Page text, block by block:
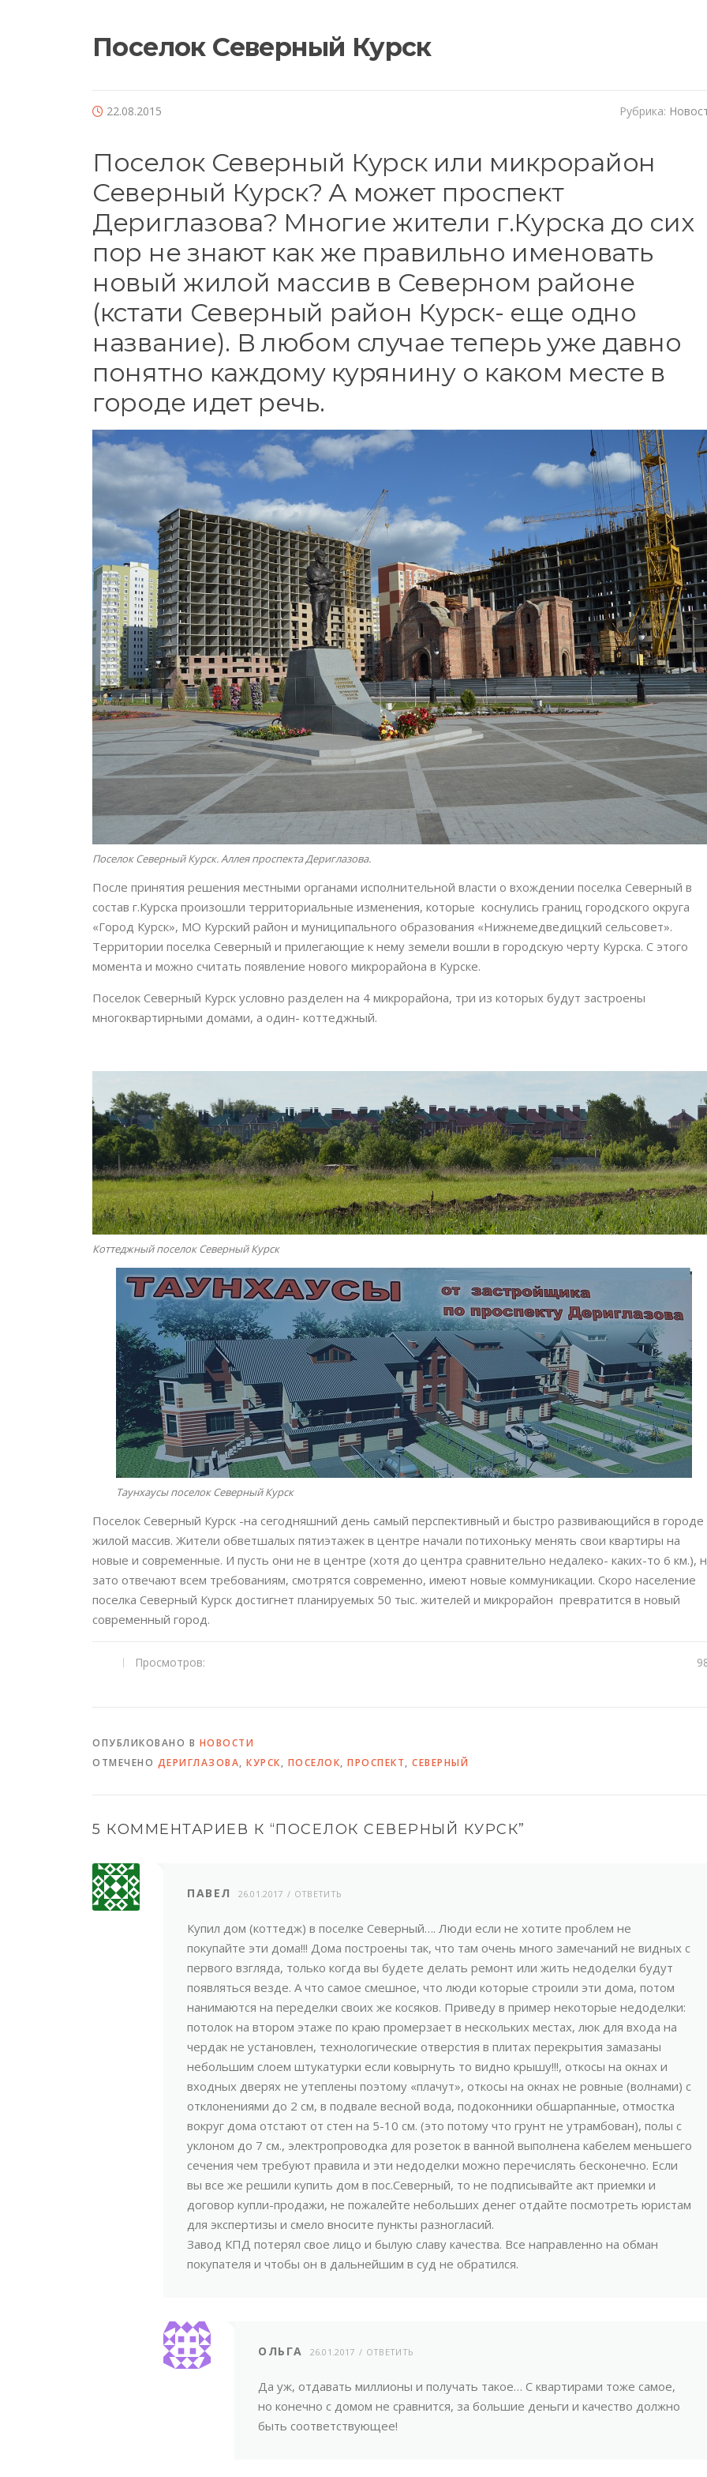
Поселок Северный Курск
22.08.2015 Рубрика:
Поселок Северный Курск или микрорайон
Северный Курск? А может проспект
Дериглазова? Многие жители г.Курска до сих
пор не знают как же правильно именовать
новый жилой массив в Северном районе
(кстати Северный район Курск- еще одно
название). В любом случае теперь уже давно
понятно каждому курянину о каком месте в
городе идет речь.
Поселок Северный Курск. Аллея проспекта Дериглазова.
После принятия решения местными органами исполнительной власти о вхождении поселка Северный в
состав г.Курска произошли территориальные изменения, которые коснулись границ городского округа
«Город Курск», МО Курский район и муниципального образования «Нижнемедведицкий сельсовет».
Территории поселка Северный и прилегающие к нему земели вошли в городскую черту Курска. С этого
момента и можно считать появление нового микрорайона в Курске.
Поселок Северный Курск условно разделен на 4 микрорайона, три из которых будут застроены
многоквартирными домами, а один- коттеджный.
Коттеджный поселок Северный Курск
Таунхаусы поселок Северный Курск
Поселок Северный Курск -на сегодняшний день самый перспективный и быстро развивающийся в городе
жилой массив. Жители обветшалых пятиэтажек в центре начали потихоньку менять свои квартиры на
новые и современные. И пусть они не в центре (хотя до центра сравнительно недалеко- каких-то 6 км.),
зато отвечают всем требованиям, смотрятся современно, имеют новые коммуникации. Скоро население
поселка Северный Курск достигнет планируемых 50 тыс. жителей и микрорайон превратится в новый
современный город.
Просмотров:
ОПУБЛИКОВАНО В НОВОСТИ
ОТМЕЧЕНО ДЕРИГЛАЗОВА, КУРСК, ПОСЕЛОК, ПРОСПЕКТ, СЕВЕРНЫЙ
5 КОММЕНТАРИЕВ К “ПОСЕЛОК СЕВЕРНЫЙ КУРСК”
ПАВЕЛ 26.01.2017 ОТВЕТИТЬ
Купил дом (коттедж) в поселке Северный…. Люди если не хотите проблем не
покупайте эти дома!!! Дома построены так, что там очень много замечаний не видных с
первого взгляда, только когда вы будете делать ремонт или жить недоделки будут
появляться везде. А что самое смешное, что люди которые строили эти дома, потом
нанимаются на переделки своих же косяков. Приведу в пример некоторые недоделки:
потолок на втором этаже по краю промерзает в нескольких местах, люк для входа на
чердак не установлен, технологические отверстия в плитах перекрытия замазаны
небольшим слоем штукатурки если ковырнуть то видно крышу!!!, откосы на окнах и
входных дверях не утеплены поэтому «плачут», откосы на окнах не ровные (волнами) с
отклонениями до 2 см, в подвале весной вода, подоконники обшарпанные, отмостка
вокруг дома отстают от стен на 5-10 см. (это потому что грунт не утрамбован), полы с
уклоном до 7 см., электропроводка для розеток в ванной выполнена кабелем меньшего
сечения чем требуют правила и эти недоделки можно перечислять бесконечно. Если
вы все же решили купить дом в пос.Северный, то не подписывайте акт приемки и
договор купли-продажи, не пожалейте небольших денег отдайте посмотреть юристам
для экспертизы и смело вносите пункты разногласий.
Завод КПД потерял свое лицо и былую славу качества. Все направленно на обман
покупателя и чтобы он в дальнейшим в суд не обратился.
ОЛЬГА 26.01.2017 ОТВЕТИТЬ
Да уж, отдавать миллионы и получать такое… С квартирами тоже самое,
но конечно с домом не сравнится, за большие деньги и качество должно
быть соответствующее!